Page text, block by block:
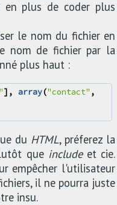
en plus de coder plus
le nom du fichier en
nom de fichier par la
plus haut :
], array("contact" ,
du HTML, préferez la
que includeet cie.
empêcher l'utilisateur
il ne pourra juste
insu.